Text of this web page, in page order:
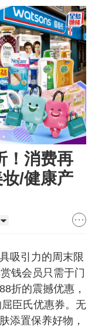
！消费再
/健康产
吸引力的周末限
钱会员只需于门
折的震撼优惠，
臣氏优惠券。无
添置保养好物，